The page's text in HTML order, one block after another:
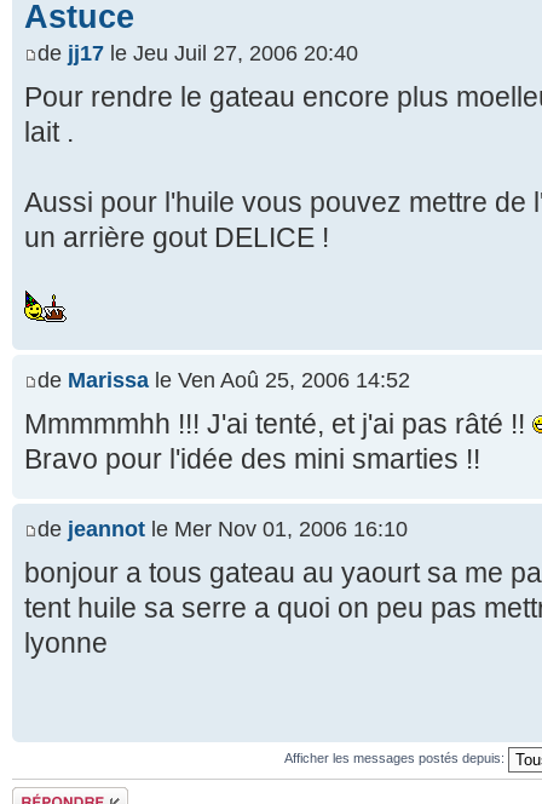
Astuce
de jj17 le Jeu Juil 27, 2006 20:40
Pour rendre le gateau encore plus
lait .
Aussi pour l'huile vous pouvez mettre de
un arrière gout DELICE !
de Marissa le Ven Aoû 25, 2006 14:52
Mmmmmhh !!! J'ai tenté, et j'ai pas râté !!
Bravo pour l'idée des mini smarties !!
de jeannot le Mer Nov 01, 2006 16:10
bonjour a tous gateau au yaourt sa me
tent huile sa serre a quoi on peu pas
lyonne
Afficher les messages postés depuis:
Répondre